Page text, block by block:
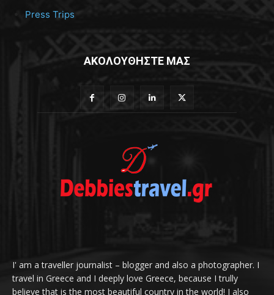
Press Trips
ΑΚΟΛΟΥΘΗΣΤΕ ΜΑΣ
I' am a traveller journalist – blogger and also a photographer. I
travel in Greece and I deeply love Greece, because I trully
believe that is the most beautiful country in the world! I also